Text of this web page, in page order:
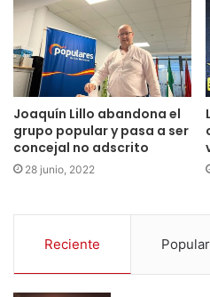
Joaquín Lillo abandona el
grupo popular y pasa a ser
concejal no adscrito
28 junio, 2022
Reciente Popular